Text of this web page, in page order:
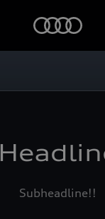
Subheadline!!